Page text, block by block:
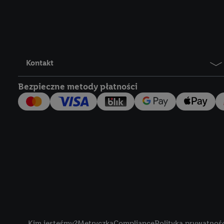
Kontakt
Bezpieczne metody płatności
Lidl Plus, możemy
wymienionych
następnie
użytkownika w
my i jeden z innych
Użytkownik upoważnia
usługach Lidl. Utiq
tak, Utiq udostępni
numeru
wykorzystany do
szczególności
obsługiwanych przez
korzystanie z
lub